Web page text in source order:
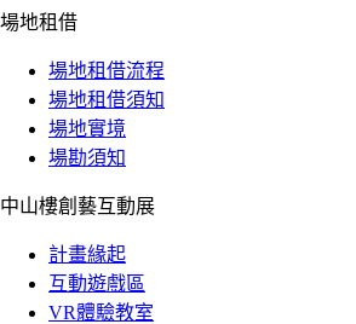
場地租借
場地租借流程
場地租借須知
場地實境
場勘須知
中山樓創藝互動展
計畫緣起
互動遊戲區
VR體驗教室